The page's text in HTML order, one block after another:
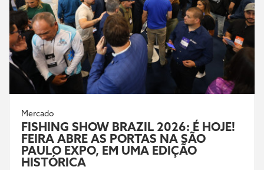
Mercado
FISHING SHOW BRAZIL 2026: É HOJE!
FEIRA ABRE AS PORTAS NA SÃO
PAULO EXPO, EM UMA EDIÇÃO
HISTÓRICA